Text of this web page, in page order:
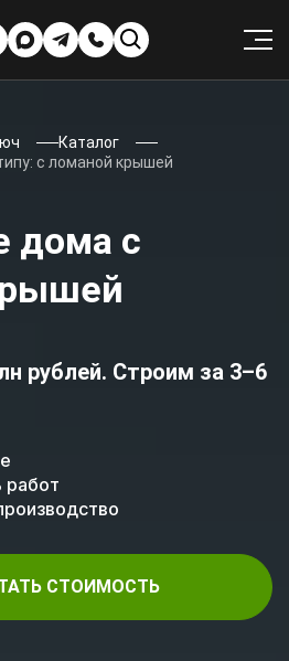
Каталог
с ломаной крышей
дома с
рублей. Строим за 3–6
работ
СТОИМОСТЬ